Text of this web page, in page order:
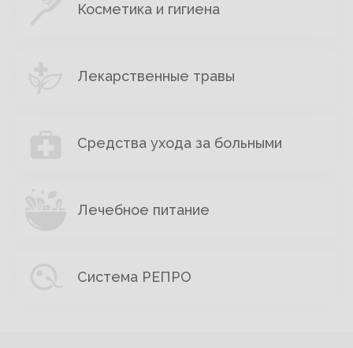
Косметика и гигиена
Лекарственные травы
Средства ухода за больными
Лечебное питание
Система РЕПРО